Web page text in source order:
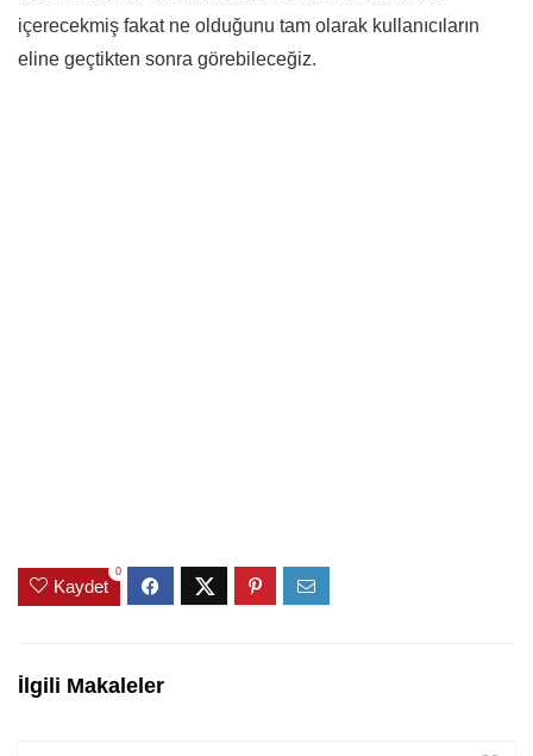
içerecekmiş fakat ne olduğunu tam olarak kullanıcıların
eline geçtikten sonra görebileceğiz.
Kaydet
0
İlgili Makaleler